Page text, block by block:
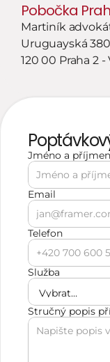
Pobočka
Martiník
Uruguayská
120 00 Praha 2
Jméno a
Email
Telefon
Služba
Stručný popis